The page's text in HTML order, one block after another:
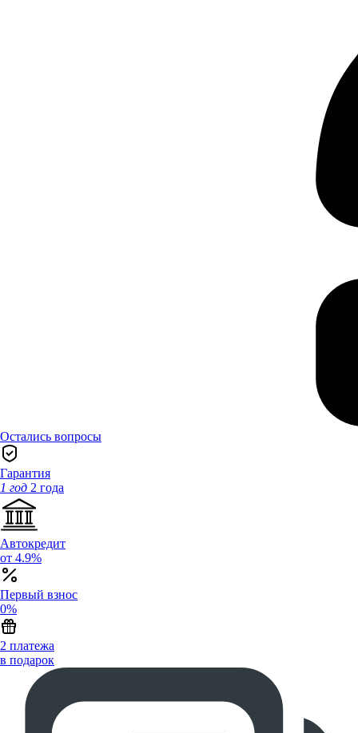
Остались вопросы
Гарантия
1 год 2 года
Автокредит
от 4.9%
Первый взнос
0%
2 платежа
в подарок